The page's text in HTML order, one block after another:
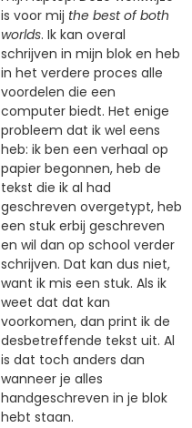
is voor mij the best of both
worlds. Ik kan overal
schrijven in mijn blok en heb
in het verdere proces alle
voordelen die een
computer biedt. Het enige
probleem dat ik wel eens
heb: ik ben een verhaal op
papier begonnen, heb de
tekst die ik al had
geschreven overgetypt, heb
een stuk erbij geschreven
en wil dan op school verder
schrijven. Dat kan dus niet,
want ik mis een stuk. Als ik
weet dat dat kan
voorkomen, dan print ik de
desbetreffende tekst uit. Al
is dat toch anders dan
wanneer je alles
handgeschreven in je blok
hebt staan.